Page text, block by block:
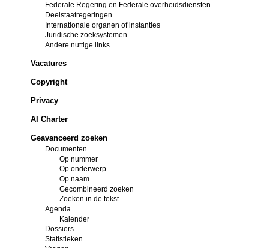
Federale Regering en Federale overheidsdiensten
Deelstaatregeringen
Internationale organen of instanties
Juridische zoeksystemen
Andere nuttige links
Vacatures
Copyright
Privacy
AI Charter
Geavanceerd zoeken
Documenten
Op nummer
Op onderwerp
Op naam
Gecombineerd zoeken
Zoeken in de tekst
Agenda
Kalender
Dossiers
Statistieken